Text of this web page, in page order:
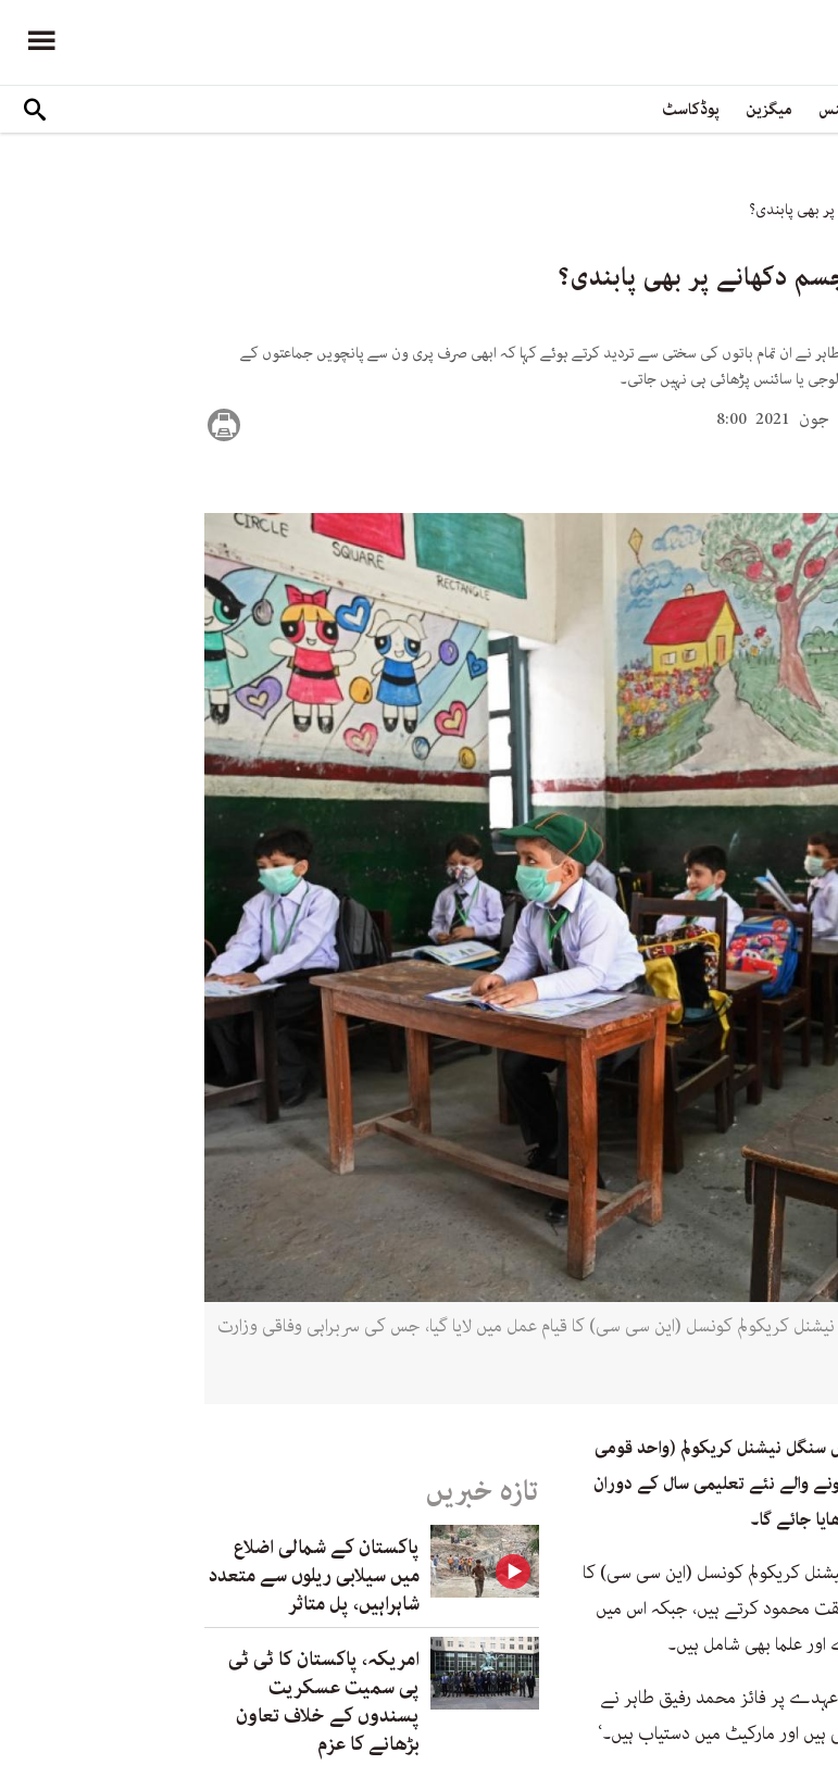
میگزین پوڈکاسٹ
بھی پابندی؟
دکھانے پر بھی پابندی؟
نے ان تمام باتوں کی سختی سے تردید کرتے ہوئے کہا کہ ابھی صرف پری ون سے پانچویں جماعتوں کے
یا سائنس پڑھائی ہی نہیں جاتی۔
کریکولم کونسل (این سی سی) کا قیام عمل میں لایا گیا، جس کی سربراہی وفاقی وزارت
نیشنل کریکولم (واحد قومی
والے نئے تعلیمی سال کے دوران
جائے گا۔
کریکولم کونسل (این سی سی) کا
محمود کرتے ہیں، جبکہ اس میں
علما بھی شامل ہیں۔
پر فائز محمد رفیق طاہر نے
اور مارکیٹ میں دستیاب ہیں۔‘
تازہ خبریں
پاکستان کے شمالی اضلاع
میں سیلابی ریلوں سے متعدد
شاہراہیں، پل متاثر
امریکہ، پاکستان کا ٹی ٹی
پی سمیت عسکریت
پسندوں کے خلاف تعاون
بڑھانے کا عزم